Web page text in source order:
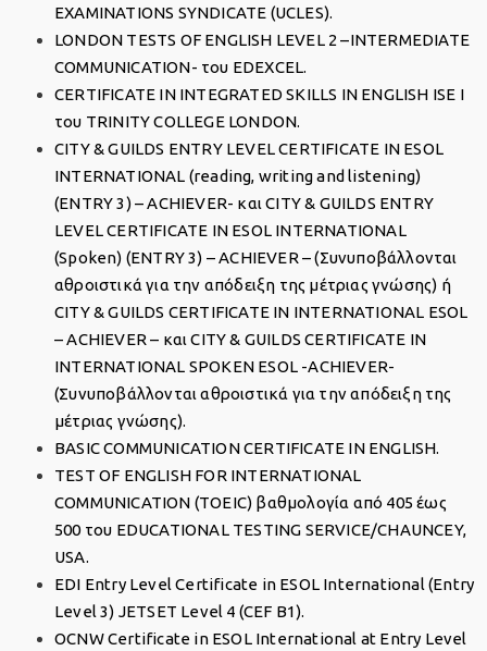
EXAMINATIONS SYNDICATE (UCLES).
LONDON TESTS OF ENGLISH LEVEL 2 –INTERMEDIATE
COMMUNICATION- του EDEXCEL.
CERTIFICATE IN INTEGRATED SKILLS IN ENGLISH ISE I
του TRINITY COLLEGE LONDON.
CITY & GUILDS ENTRY LEVEL CERTIFICATE IN ESOL
INTERNATIONAL (reading, writing and listening)
(ENTRY 3) – ACHIEVER- και CITY & GUILDS ENTRY
LEVEL CERTIFICATE IN ESOL INTERNATIONAL
(Spoken) (ENTRY 3) – ACHIEVER – (Συνυποβάλλονται
αθροιστικά για την απόδειξη της μέτριας γνώσης) ή
CITY & GUILDS CERTIFICATE IN INTERNATIONAL ESOL
– ACHIEVER – και CITY & GUILDS CERTIFICATE IN
INTERNATIONAL SPOKEN ESOL -ACHIEVER-
(Συνυποβάλλονται αθροιστικά για την απόδειξη της
μέτριας γνώσης).
BASIC COMMUNICATION CERTIFICATE IN ENGLISH.
TEST OF ENGLISH FOR INTERNATIONAL
COMMUNICATION (TOEIC) βαθμολογία από 405 έως
500 του EDUCATIONAL TESTING SERVICE/CHAUNCEY,
USA.
EDI Entry Level Certificate in ESOL International (Entry
Level 3) JETSET Level 4 (CEF B1).
OCNW Certificate in ESOL International at Entry Level